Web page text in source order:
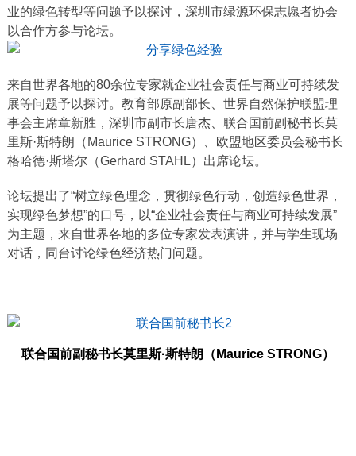
业的绿色转型等问题予以探讨，深圳市绿源环保志愿者协会
以合作方参与论坛。
来自世界各地的80余位专家就企业社会责任与商业可持续发
展等问题予以探讨。教育部原副部长、世界自然保护联盟理
事会主席章新胜，深圳市副市长唐杰、联合国前副秘书长莫
里斯·斯特朗（Maurice STRONG）、欧盟地区委员会秘书长
格哈德·斯塔尔（Gerhard STAHL）出席论坛。
论坛提出了“树立绿色理念，贯彻绿色行动，创造绿色世界，
实现绿色梦想”的口号，以“企业社会责任与商业可持续发展”
为主题，来自世界各地的多位专家发表演讲，并与学生现场
对话，同台讨论绿色经济热门问题。
联合国前副秘书长莫里斯·斯特朗（Maurice STRONG）